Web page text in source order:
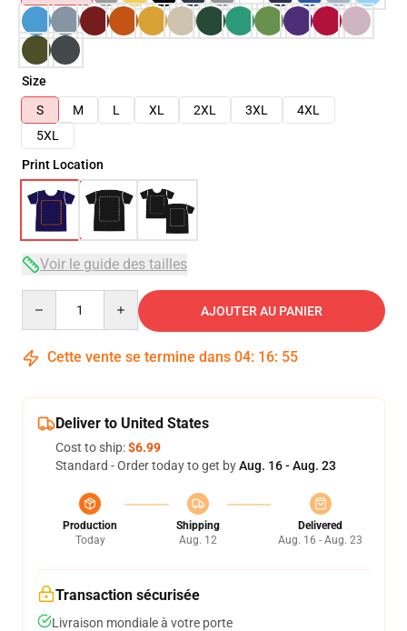
Size
S
M L XL 2XL 3XL
4XL
5XL
Print Location
Voir le guide des tailles
AJOUTER AU PANIER
Cette vente se termine dans 04: 16: 54
Deliver to United States
Cost to ship:$6.99
Standard - Order today to get byAug. 16 - Aug. 23
Production
Today
Shipping
Aug. 12
Delivered
Aug. 16 - Aug. 23
Transaction sécurisée
Livraison mondiale à votre porte